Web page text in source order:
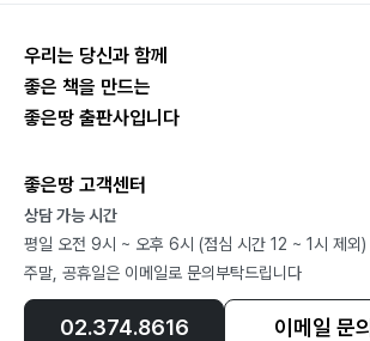
우리는 당신과 함께
좋은 책을 만드는
좋은땅 출판사입니다
좋은땅 고객센터
상담 가능 시간
평일 오전 9시 ~ 오후 6시 (점심 시간 12 ~ 1시 제외)
주말, 공휴일은 이메일로 문의부탁드립니다
02.374.8616 이메일 문의